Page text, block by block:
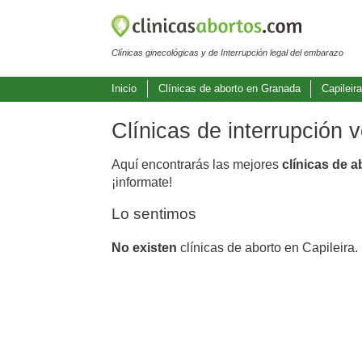
Clínicas ginecológicas y de Interrupción legal del embarazo
Inicio Clínicas de aborto en Granada Capileira
Clínicas de interrupción
Aquí encontrarás las mejores clínicas de
¡informate!
Lo sentimos
No existen clínicas de aborto en